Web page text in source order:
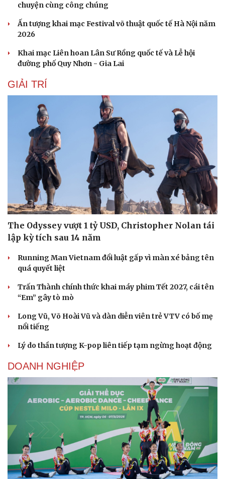
Cải chính
chuyện cùng công chúng
Ấn tượng khai mạc Festival võ thuật quốc tế Hà Nội năm
2026
Khai mạc Liên hoan Lân Sư Rồng quốc tế và Lễ hội
đường phố Quy Nhơn - Gia Lai
GIẢI TRÍ
The Odyssey vượt 1 tỷ USD, Christopher Nolan tái
lập kỳ tích sau 14 năm
Running Man Vietnam đổi luật gấp vì màn xé bảng tên
quá quyết liệt
Trấn Thành chính thức khai máy phim Tết 2027, cái tên
“Em” gây tò mò
Long Vũ, Võ Hoài Vũ và dàn diễn viên trẻ VTV có bố mẹ
nổi tiếng
Lý do thần tượng K-pop liên tiếp tạm ngừng hoạt động
DOANH NGHIỆP